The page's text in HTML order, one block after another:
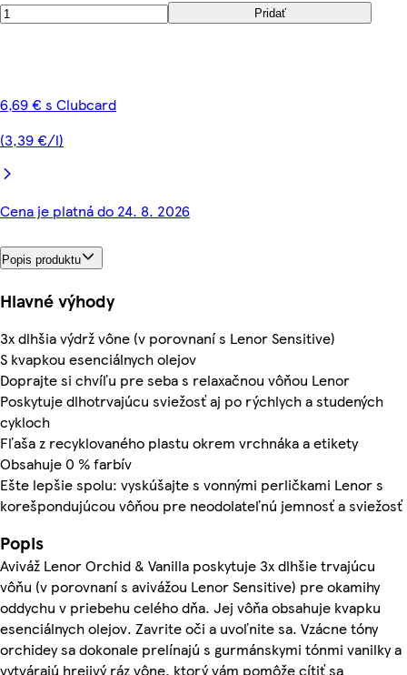
Pridať
6,69 € s Clubcard
(3,39 €/l)
Cena je platná do 24. 8. 2026
Popis produktu
Hlavné výhody
3x dlhšia výdrž vône (v porovnaní s Lenor Sensitive)
S kvapkou esenciálnych olejov
Doprajte si chvíľu pre seba s relaxačnou vôňou Lenor
Poskytuje dlhotrvajúcu sviežosť aj po rýchlych a studených
cykloch
Fľaša z recyklovaného plastu okrem vrchnáka a etikety
Obsahuje 0 % farbív
Ešte lepšie spolu: vyskúšajte s vonnými perličkami Lenor s
korešpondujúcou vôňou pre neodolateľnú jemnosť a sviežosť
Popis
Aviváž Lenor Orchid & Vanilla poskytuje 3x dlhšie trvajúcu
vôňu (v porovnaní s avivážou Lenor Sensitive) pre okamihy
oddychu v priebehu celého dňa. Jej vôňa obsahuje kvapku
esenciálnych olejov. Zavrite oči a uvoľnite sa. Vzácne tóny
orchidey sa dokonale prelínajú s gurmánskymi tónmi vanilky a
vytvárajú hrejivý ráz vône, ktorý vám pomôže cítiť sa